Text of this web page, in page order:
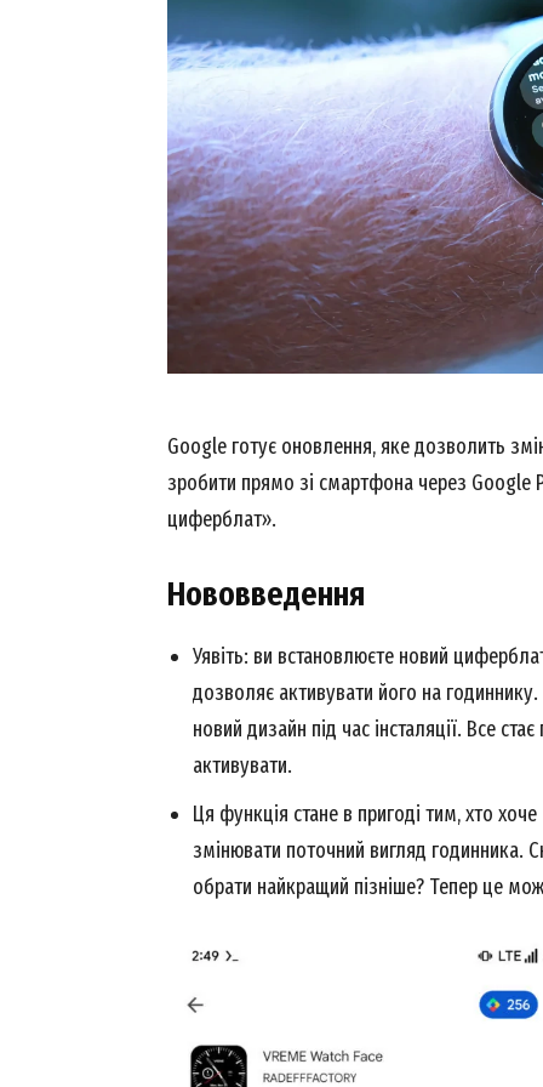
Google готує оновлення, яке дозволить
зробити прямо зі смартфона через Google
циферблат».
Нововведення
Уявіть: ви встановлюєте новий
дозволяє активувати його на
новий дизайн під час інсталяції. Все
активувати.
Ця функція стане в пригоді тим, хто
змінювати поточний вигляд годинника.
обрати найкращий пізніше? Тепер це